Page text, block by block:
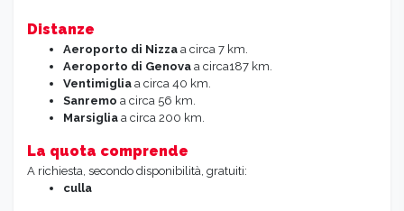
Distanze
Aeroporto di Nizza a circa 7 km.
Aeroporto di Genova a circa187 km.
Ventimiglia a circa 40 km.
Sanremo a circa 56 km.
Marsiglia a circa 200 km.
La quota comprende
A richiesta, secondo disponibilità, gratuiti:
culla